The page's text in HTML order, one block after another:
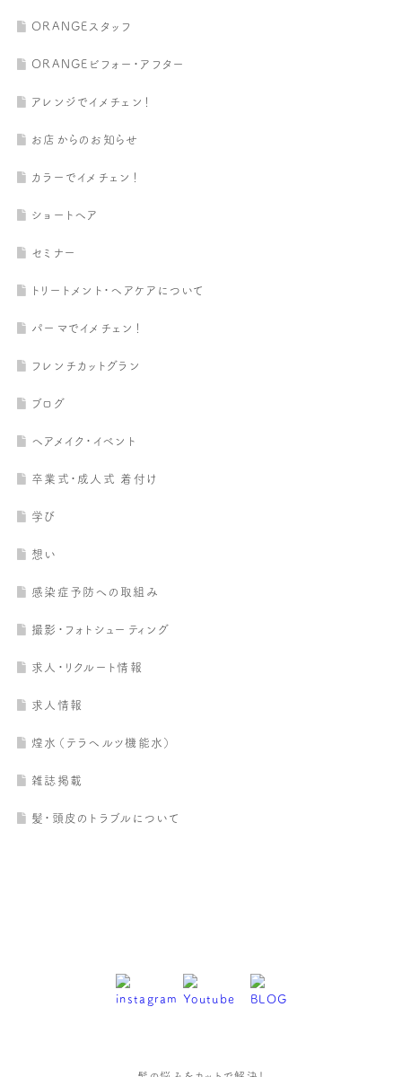
ORANGEスタッフ
ORANGEビフォー・アフター
アレンジでイメチェン！
お店からのお知らせ
カラーでイメチェン！
ショートヘア
セミナー
トリートメント・ヘアケアについて
パーマでイメチェン！
フレンチカットグラン
ブログ
ヘアメイク・イベント
卒業式・成人式 着付け
学び
想い
感染症予防への取組み
撮影・フォトシューティング
求人・リクルート情報
求人情報
煌水（テラヘルツ機能水）
雑誌掲載
髪・頭皮のトラブルについて